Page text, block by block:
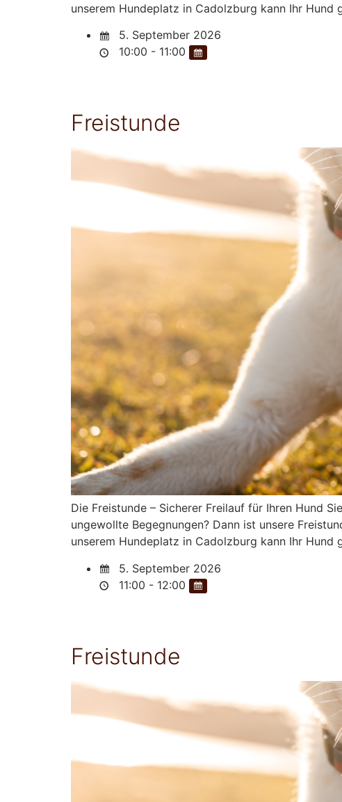
unserem Hundeplatz in Cadolzburg kann Ihr Hund
5. September 2026
10:00 - 11:00
Freistunde
Die Freistunde – Sicherer Freilauf für Ihren Hund
ungewollte Begegnungen? Dann ist unsere
unserem Hundeplatz in Cadolzburg kann Ihr Hund
5. September 2026
11:00 - 12:00
Freistunde